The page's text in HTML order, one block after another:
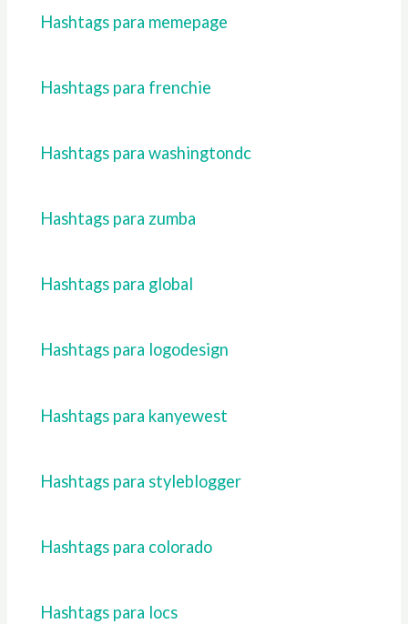
Hashtags para memepage
Hashtags para frenchie
Hashtags para washingtondc
Hashtags para zumba
Hashtags para global
Hashtags para logodesign
Hashtags para kanyewest
Hashtags para styleblogger
Hashtags para colorado
Hashtags para locs